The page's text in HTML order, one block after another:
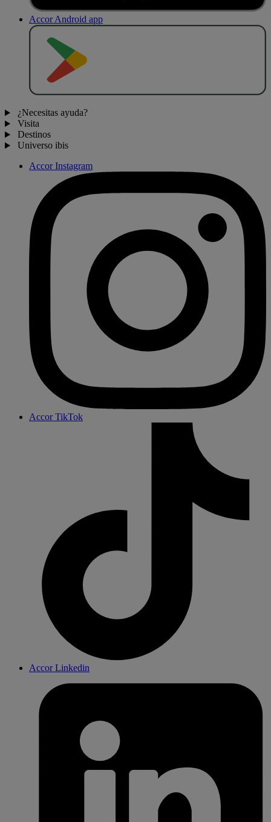
Accor Android app
¿Necesitas ayuda?
Visita
Destinos
Universo ibis
Accor Instagram
Accor TikTok
Accor Linkedin